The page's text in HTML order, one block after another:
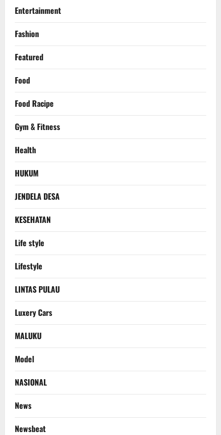
Entertainment
Fashion
Featured
Food
Food Racipe
Gym & Fitness
Health
HUKUM
JENDELA DESA
KESEHATAN
Life style
Lifestyle
LINTAS PULAU
Luxery Cars
MALUKU
Model
NASIONAL
News
Newsbeat